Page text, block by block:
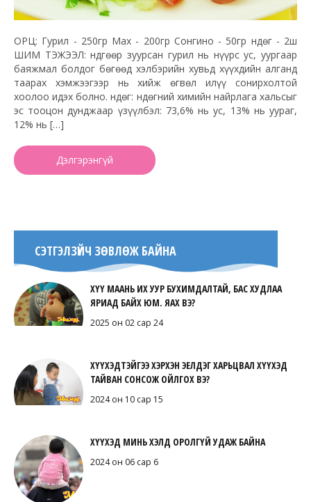
ОРЦ: Гурил - 250гр Мах - 200гр Сонгино - 50гр Өндөг - 2ш
ШИМ ТЭЖЭЭЛ: Өндгөөр зуурсан гурил нь нүүрс ус, уургаар
баяжмал болдог бөгөөд хэлбэрийн хувьд хүүхдийн алганд
таарах хэмжээгээр нь хийж өгвөл илүү сонирхолтой
хоолоо идэх болно. Өндөг: Өндөгний химийн найрлага хальсыг
эс тооцон дунджаар үзүүлбэл: 73,6% нь ус, 13% нь уураг,
12% нь […]
Дэлгэрэнгүй
СЭТГЭЛЗҮЙЧ ЗӨВЛӨЖ БАЙНА
ХҮҮ МААНЬ ИХ УУР БУХИМДАЛТАЙ, БАС ХУДЛАА
ЯРИАД БАЙХ ЮМ. ЯАХ ВЭ?
2025 он 02 сар 24
ХҮҮХЭДТЭЙГЭЭ ХЭРХЭН ЭЕЛДЭГ ХАРЬЦВАЛ ХҮҮХЭД
ТАЙВАН СОНСОЖ ОЙЛГОХ ВЭ?
2024 он 10 сар 15
ХҮҮХЭД МИНЬ ХЭЛД ОРОЛГҮЙ УДАЖ БАЙНА
2024 он 06 сар 6